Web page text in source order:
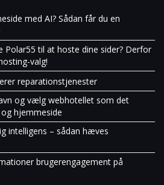
med AI? Sådan får du en
Polar55 til at hoste dine sider? Derfor
valg!
reparationstjenester
og vælg webhotellet som det
hjemmeside
intelligens – sådan hæves
brugerengagement på